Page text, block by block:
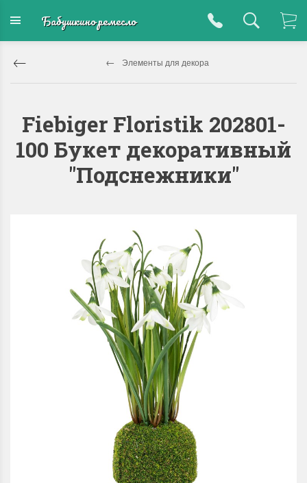
Бабушкино ремесло
Элементы для декора
Fiebiger Floristik 202801-
100 Букет декоративный
"Подснежники"